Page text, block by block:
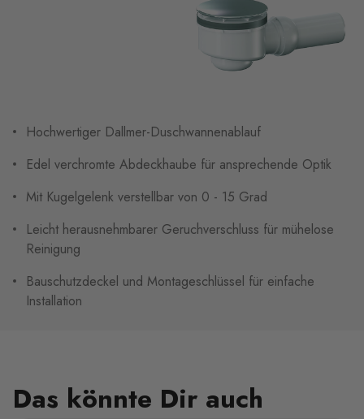
Hochwertiger Dallmer-Duschwannenablauf
Edel verchromte Abdeckhaube für ansprechende Optik
Mit Kugelgelenk verstellbar von 0 - 15 Grad
Leicht herausnehmbarer Geruchverschluss für mühelose
Reinigung
Bauschutzdeckel und Montageschlüssel für einfache
Installation
Das könnte Dir auch